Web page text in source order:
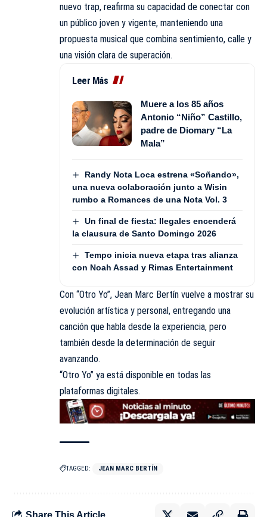
nuevo trap, reafirma su capacidad de conectar con
un público joven y vigente, manteniendo una
propuesta musical que combina sentimiento, calle y
una visión clara de superación.
Leer Más
Muere a los 85 años
Antonio “Niño” Castillo,
padre de Diomary “La
Mala”
Randy Nota Loca estrena «Soñando»,
una nueva colaboración junto a Wisin
rumbo a Romances de una Nota Vol. 3
Un final de fiesta: Ilegales encenderá
la clausura de Santo Domingo 2026
Tempo inicia nueva etapa tras alianza
con Noah Assad y Rimas Entertainment
Con “Otro Yo”, Jean Marc Bertín vuelve a mostrar su
evolución artística y personal, entregando una
canción que habla desde la experiencia, pero
también desde la determinación de seguir
avanzando.
“Otro Yo” ya está disponible en todas las
plataformas digitales.
TAGGED: JEAN MARC BERTÍN